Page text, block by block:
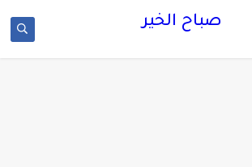
صباح الخير